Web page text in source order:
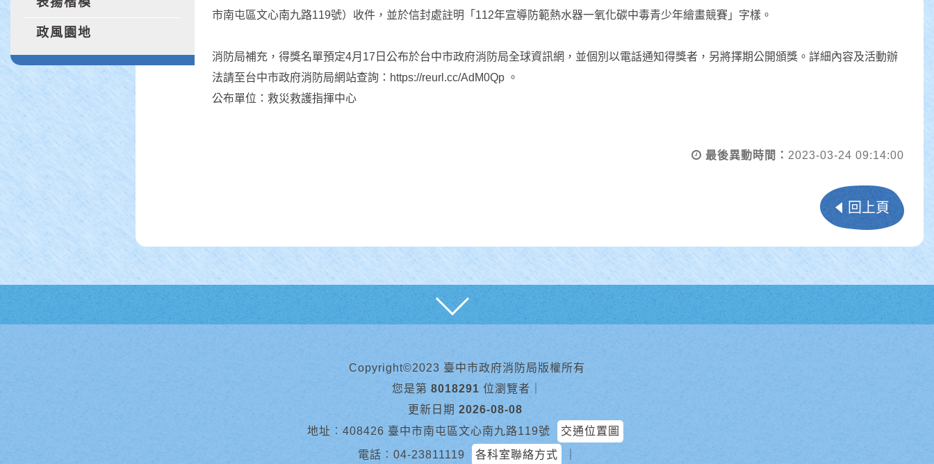
政風園地
市南屯區文心南九路119號）收件，並於信封處註明「112年宣導防範熱水器一氧化碳中毒青少年繪畫競賽」字樣。
消防局補充，得獎名單預定4月17日公布於台中市政府消防局全球資訊網，並個別以電話通知得獎者，另將擇期公開頒獎。詳細內容及活動辦
法請至台中市政府消防局網站查詢：https://reurl.cc/AdM0Qp 。
公布單位：救災救護指揮中心
最後異動時間： 2023-03-24 09:14:00
回上頁
Copyright©2023 臺中市政府消防局版權所有
您是第 8018291 位瀏覽者
更新日期 2026-08-08
地址︰408426 臺中市南屯區文心南九路119號
交通位置圖
電話︰ 04-23811119 各科室聯絡方式